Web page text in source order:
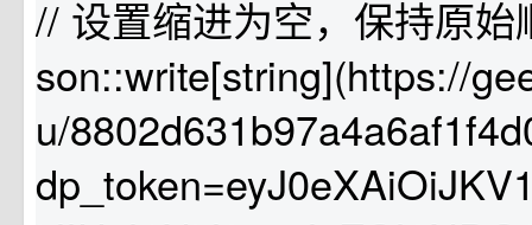
// 设置缩进为空，保持原
son::write[string](https://
u/